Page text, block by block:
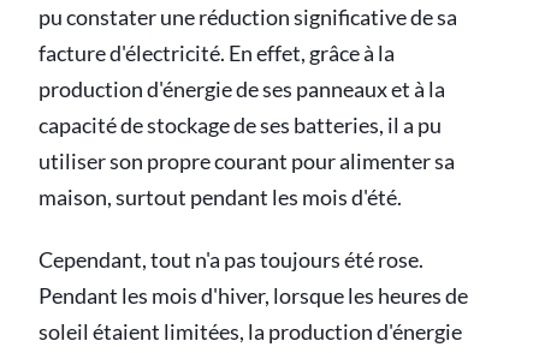
pu constater une réduction significative de sa
facture d'électricité. En effet, grâce à la
production d'énergie de ses panneaux et à la
capacité de stockage de ses batteries, il a pu
utiliser son propre courant pour alimenter sa
maison, surtout pendant les mois d'été.
Cependant, tout n'a pas toujours été rose.
Pendant les mois d'hiver, lorsque les heures de
soleil étaient limitées, la production d'énergie